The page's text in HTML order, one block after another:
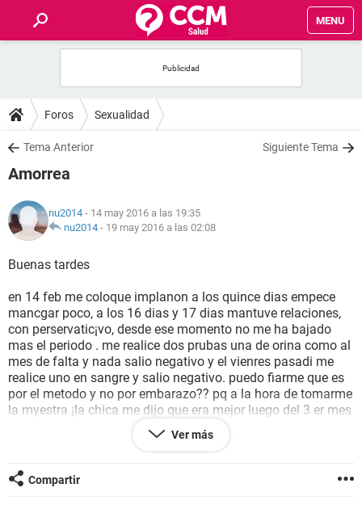
MENU
FOROS
SALUD
NUTRICIÓN
BIENESTAR
SEXUALIDAD
GLOSARIO
Foros Sexualidad
Tema Anterior Siguiente Tema
Amorrea
nu2014 - 14 may 2016 a las 19:35
nu2014 - 19 may 2016 a las 02:08
Buenas tardes
en 14 feb me coloque implanon a los quince dias empece
mancgar poco, a los 16 dias y 17 dias mantuve relaciones,
con perservatic¡vo, desde ese momento no me ha bajado
mas el periodo . me realice dos prubas una de orina como al
mes de falta y nada salio negativo y el vienres pasadi me
realice uno en sangre y salio negativo. puedo fiarme que es
por el metodo y no por embarazo?? pq a la hora de tomarme
la myestra ¡la chica me dijo que era mejor luego del 3 er mes
falta pero para esa oportunidad ya tenia dois meses y 3
a control? sera que me lo tengo que retirar o el me mandara
algo para regularrizarme.
Ver más
Compartir